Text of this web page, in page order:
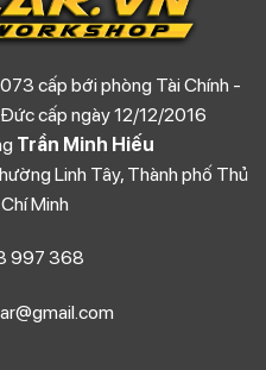
cấp bới phòng Tài Chính -
cấp ngày 12/12/2016
Trần Minh Hiếu
Linh Tây, Thành phố Thủ
Minh
997 368